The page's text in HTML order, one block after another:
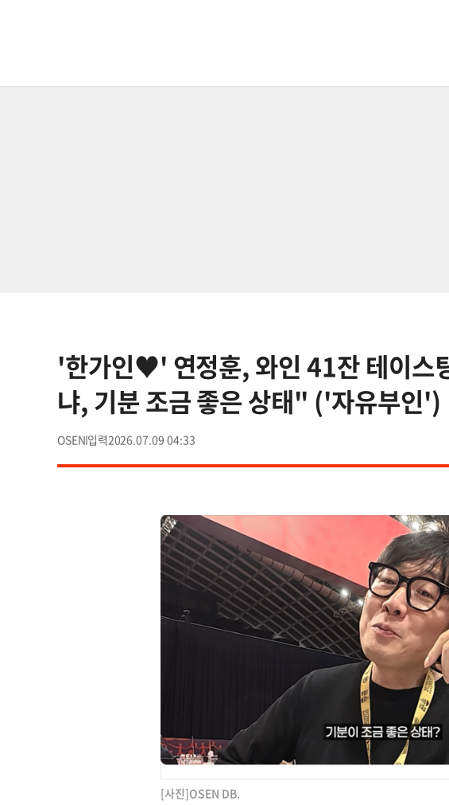
'한가인♥' 연정훈, 와인 41잔 테이스
냐, 기분 조금 좋은 상태" ('자유부인')
OSEN 2026.07.09 04:33
[사진]OSEN DB.